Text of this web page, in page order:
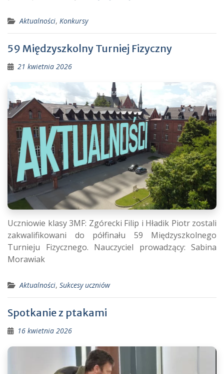
Aktualności, Konkursy
59 Międzyszkolny Turniej Fizyczny
21 kwietnia 2026
Uczniowie klasy 3MF: Zgórecki Filip i Hładik Piotr zostali
zakwalifikowani do półfinału 59 Międzyszkolnego
Turnieju Fizycznego. Nauczyciel prowadzący: Sabina
Morawiak
Aktualności, Sukcesy uczniów
Spotkanie z ptakami
16 kwietnia 2026